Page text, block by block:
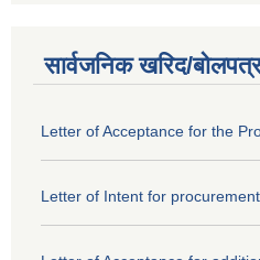
सार्वजनिक खरिद/
Letter of Acceptance for the
Letter of Intent for